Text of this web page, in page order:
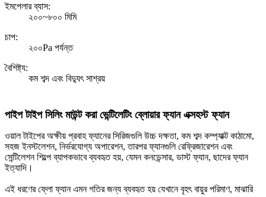
ইমপেলার ব্যাস:
২০০~৮০০ মিমি
চাপ:
২০০Pa পর্যন্ত
বৈশিষ্ট্য:
কম শব্দ এবং বিদ্যুৎ সাশ্রয়
পাইপ টাইপ সিলিং মাউন্ট করা ভেন্টিলেটিং ব্লোয়ার ফ্যান এক্সহস্ট ফ্যান
ওয়াল টাইপের অক্ষীয় প্রবাহ ফ্যানের সিরিজগুলি উচ্চ দক্ষতা, কম শব্দ কম্প্যাক্ট কাঠামো,
সহজ ইনস্টলেশন, নির্ভরযোগ্য অপারেশন, তারপর ফ্যানগুলি রেফ্রিজারেশন এবং
সেন্টিলেশন শিল্পে ব্যাপকভাবে ব্যবহৃত হয়, যেমন কনডেন্সার, ডাস্ট ফ্যান, ছাদের ফ্যান
ইত্যাদি।
এই ধরণের ফ্লো ফ্যান এমন গতির জন্য ব্যবহৃত হয় যেখানে বৃহৎ বায়ুর পরিমাণ, মাঝারি